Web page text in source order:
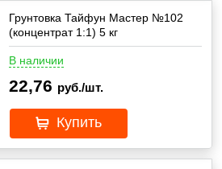
Грунтовка Тайфун Мастер №102
(концентрат 1:1) 5 кг
В наличии
22,76 руб./шт.
Купить